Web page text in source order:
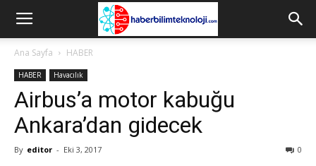
Ana Sayfa HABER
HABER Havacılık
Airbus’a motor kabuğu
Ankara’dan gidecek
By editor - Eki 3, 2017 0